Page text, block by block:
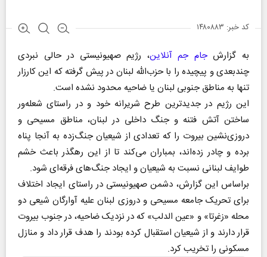
کد خبر: ۱۴۸۰۸۸۳
به گزارشجام جم آنلاین، رژیم صهیونیستی در حالی نبردی
چندبعدی و پیچیده را با حزب‌الله لبنان در پیش گرفته که این کارزار
تنها به مناطق جنوبی لبنان یا ضاحیه محدود نشده است.
این رژیم در جدیدترین طرح شریرانه خود و در راستای شعله‌ور
ساختن آتش فتنه و جنگ داخلی در لبنان، مناطق مسیحی و
دروزی‌نشین بیروت را که تعدادی از شیعیان جنگ‌زده به آنجا پناه
برده و چادر زده‌اند، بمباران می‌کند تا از این رهگذر باعث خشم
طوایف لبنانی نسبت به شیعیان و ایجاد جنگ‌های فرقه‌ای شود.
براساس این گزارش، دشمن صهیونیستی در راستای ایجاد اختلاف
برای تحریک جامعه مسیحی و دروزی لبنان علیه آوارگان شیعی دو
محله «زغرتا» و «عین الدلب» که در نزدیک ضاحیه، در جنوب بیروت
قرار دارند و از شیعیان استقبال کرده بودند را هدف قرار داد و منازل
مسکونی را تخریب کرد.